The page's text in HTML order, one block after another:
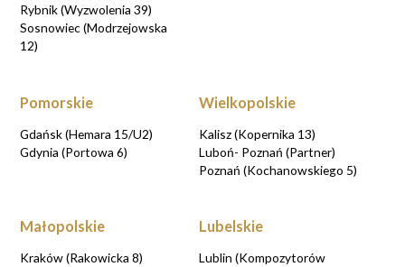
Rybnik (Wyzwolenia 39)
Sosnowiec (Modrzejowska
12)
Pomorskie
Gdańsk (Hemara 15/U2)
Gdynia (Portowa 6)
Wielkopolskie
Kalisz (Kopernika 13)
Luboń- Poznań (Partner)
Poznań (Kochanowskiego 5)
Małopolskie
Kraków (Rakowicka 8)
Lubelskie
Lublin (Kompozytorów